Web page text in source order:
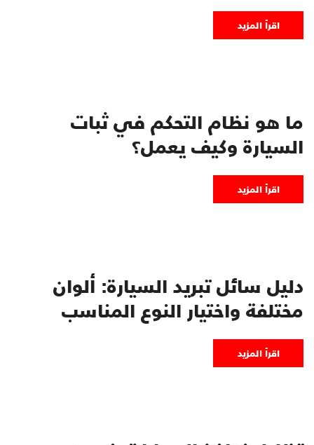
اقرأ المزيد
ما هو نظام التحكم في ثبات
السيارة وكيف يعمل؟
اقرأ المزيد
دليل سائل تبريد السيارة: ألوان
مختلفة واختيار النوع المناسب
اقرأ المزيد